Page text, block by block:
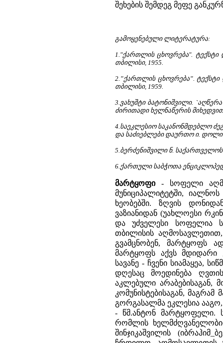
შეხების შემდეგ მეფე
გამოყენებული ლიტერატურა:
1."ქართლის ცხოვრება". ტექსტი
თბილისი, 1955.
2.”ქართლის ცხოვრება”.
თბილისი, 1959.
3.ვახუშტი ბატონიშვილი.
ძირითადი ხელნაწერის მიხედვით
4.საეკლესიო საკანონმდებლო
და საძიებლები დაურთო ი.
5.ბერძენიშვილი ნ. საქართველოს
6.ქართული საბჭოთა
მარტყოფი- სოფელი
მუნიციპალიტეტში,
ხეობებში. ზღვის
ვაზიანიდან (უახლოესი
და უძველესი სოფელია
თბილისის
გვამცნობენ, მარტყოფს
მარტყოფს აქვს მდიდარი
სავანე - ჩვენი სიამაყეა,
დღესაც მოედინება
აკლებული არაბებისაგან,
კომუნისტებისაგან,
გორგასალმა ეკლესია
- წმ.ანტონ მარტყოფელი.
რომლის
შინჯიკაშვილის